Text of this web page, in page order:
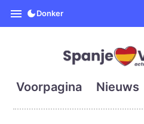
SpanjeVandaag
Donker
Voorpagina Nieuws